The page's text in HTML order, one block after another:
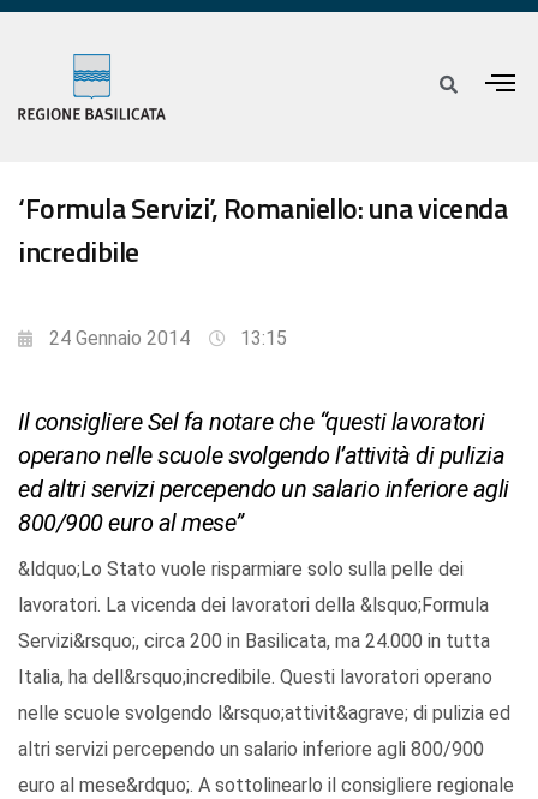
‘Formula Servizi’, Romaniello: una vicenda
incredibile
24 Gennaio 2014 13:15
Il consigliere Sel fa notare che “questi lavoratori
operano nelle scuole svolgendo l’attività di pulizia
ed altri servizi percependo un salario inferiore agli
800/900 euro al mese”
&ldquo;Lo Stato vuole risparmiare solo sulla pelle dei
lavoratori. La vicenda dei lavoratori della &lsquo;Formula
Servizi&rsquo;, circa 200 in Basilicata, ma 24.000 in tutta
Italia, ha dell&rsquo;incredibile. Questi lavoratori operano
nelle scuole svolgendo l&rsquo;attivit&agrave; di pulizia ed
altri servizi percependo un salario inferiore agli 800/900
euro al mese&rdquo;. A sottolinearlo il consigliere regionale